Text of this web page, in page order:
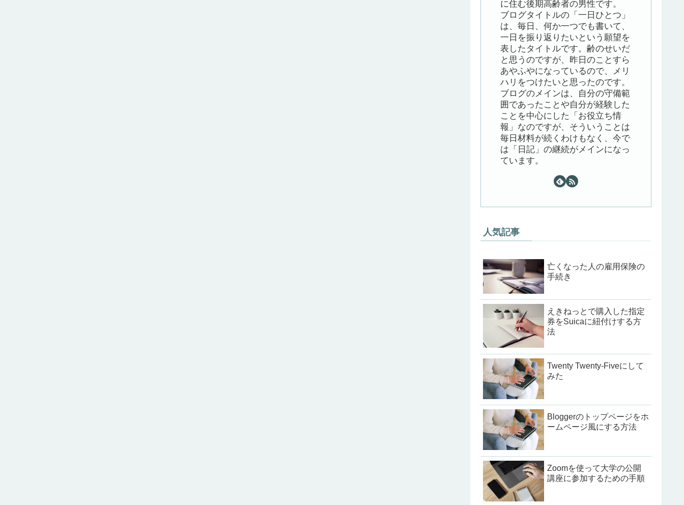
に住む後期高齢者の男性です。
ブログタイトルの「一日ひとつ」
は、毎日、何か一つでも書いて、
一日を振り返りたいという願望を
表したタイトルです。齢のせいだ
と思うのですが、昨日のことすら
あやふやになっているので、メリ
ハリをつけたいと思ったのです。
ブログのメインは、自分の守備範
囲であったことや自分が経験した
ことを中心にした「お役立ち情
報」なのですが、そういうことは
毎日材料が続くわけもなく、今で
は「日記」の継続がメインになっ
ています。
人気記事
亡くなった人の雇用保険の
手続き
えきねっとで購入した指定
券をSuicaに紐付けする方
法
Twenty Twenty-Fiveにして
みた
Bloggerのトップページをホ
ームページ風にする方法
Zoomを使って大学の公開
講座に参加するための手順